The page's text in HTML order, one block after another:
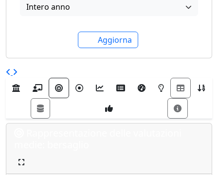
Intero anno
Aggiorna